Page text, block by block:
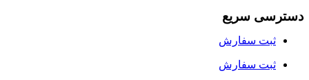
دسترسی سریع
ثبت سفارش
ثبت سفارش